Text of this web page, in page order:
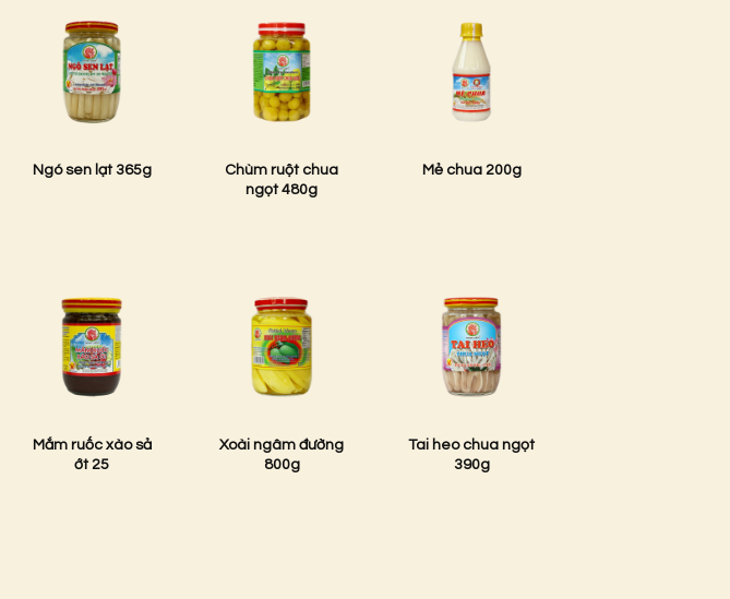
Ngó sen lạt 365g
Chùm ruột chua
ngọt 480g
Mẻ chua 200g
Mắm ruốc xào sả
ớt 25
Xoài ngâm đường
800g
Tai heo chua ngọt
390g